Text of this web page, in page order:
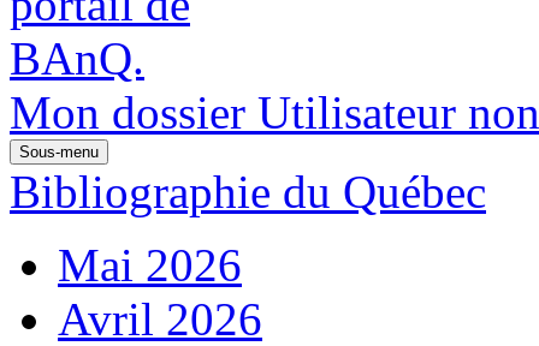
Mon dossier Utilisateur
Sous-menu
Bibliographie du Québec
Mai 2026
Avril 2026